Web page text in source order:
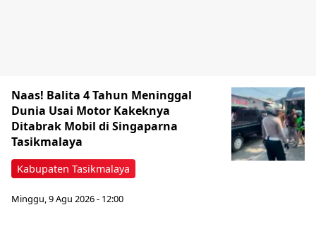
Kabupaten Tasikmalaya
Naas! Balita 4 Tahun Meninggal
Dunia Usai Motor Kakeknya
Ditabrak Mobil di Singaparna
Tasikmalaya
Minggu, 9 Agu 2026 - 12:00